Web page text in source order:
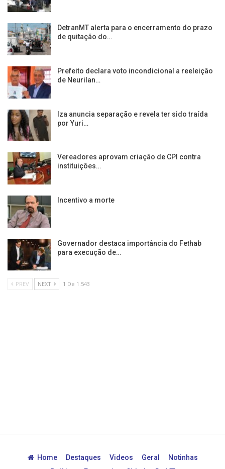
DetranMT alerta para o encerramento do prazo
de quitação do…
Prefeito declara voto incondicional a reeleição
de Neurilan…
Iza anuncia separação e revela ter sido traída
por Yuri…
Vereadores aprovam criação de CPI contra
instituições…
Incentivo a morte
Governador destaca importância do Fethab
para execução de…
PREV NEXT 1 De 1.543
Home Destaques Videos Geral
Notinhas